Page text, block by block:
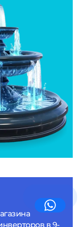
в 9-